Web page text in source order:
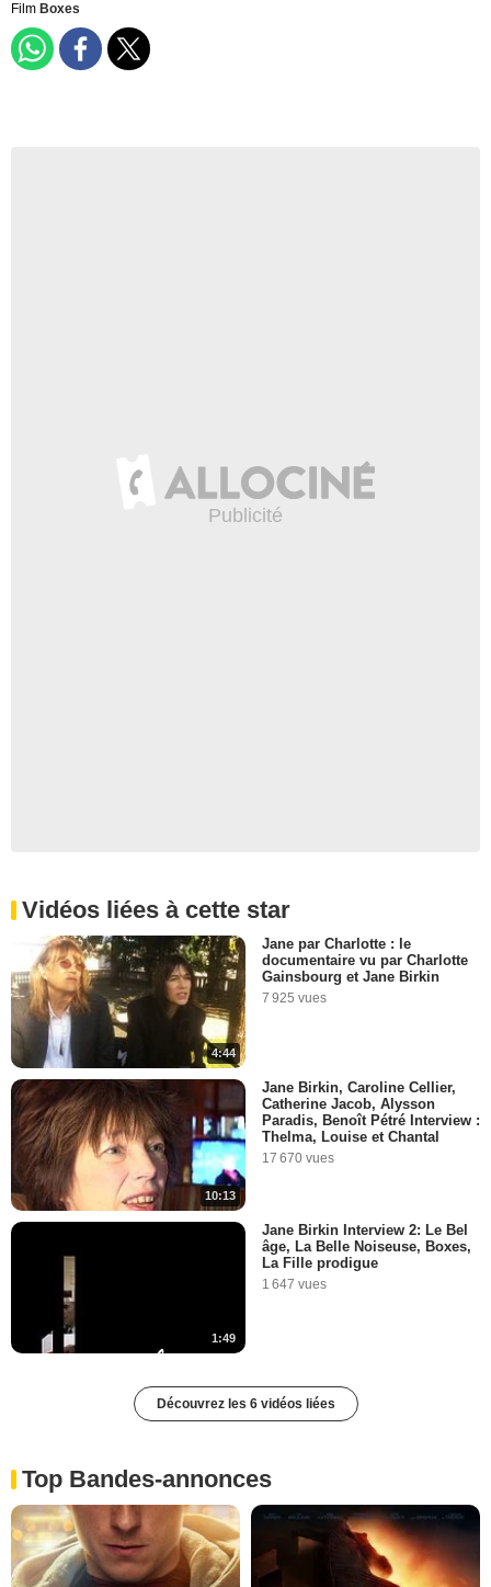
Film Boxes
Vidéos liées à cette star
4:44
Jane par Charlotte : le
documentaire vu par Charlotte
Gainsbourg et Jane Birkin
7 925 vues
10:13
Jane Birkin, Caroline Cellier,
Catherine Jacob, Alysson
Paradis, Benoît Pétré Interview :
Thelma, Louise et Chantal
17 670 vues
1:49
Jane Birkin Interview 2: Le Bel
âge, La Belle Noiseuse, Boxes,
La Fille prodigue
1 647 vues
Découvrez les 6 vidéos liées
Top Bandes-annonces